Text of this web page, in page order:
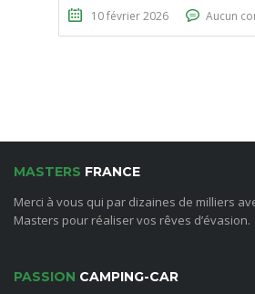
10 février 2026 Aucun
MASTERS FRANCE
Merci à vous qui par dizaines de milliers
Masters pour réaliser vos rêves d’évasion.
PASSION CAMPING-CAR